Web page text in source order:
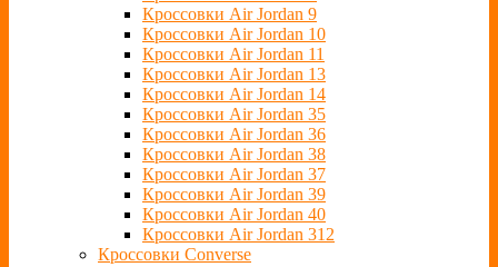
Кроссовки Air Jordan 9
Кроссовки Air Jordan 10
Кроссовки Air Jordan 11
Кроссовки Air Jordan 13
Кроссовки Air Jordan 14
Кроссовки Air Jordan 35
Кроссовки Air Jordan 36
Кроссовки Air Jordan 38
Кроссовки Air Jordan 37
Кроссовки Air Jordan 39
Кроссовки Air Jordan 40
Кроссовки Air Jordan 312
Кроссовки Converse